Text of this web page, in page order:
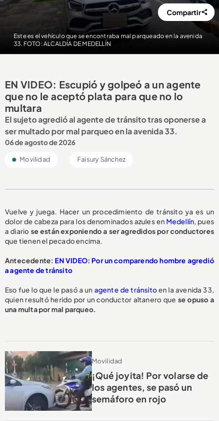
Este es el vehículo que se encontraba mal parqueado en la avenida
33. FOTO: ALCALDÍA DE MEDELLÍN
Compartir
EN VIDEO: Escupió y golpeó a un agente
que no le aceptó plata para que no lo
multara
El sujeto agredió al agente de tránsito tras oponerse a
ser multado por mal parqueo en la avenida 33.
06 de agosto de 2026
Movilidad Faisury Sánchez
Vuelve y juega. Hacer un procedimiento de tránsito ya es un
dolor de cabeza para los denominados azules en Medellín, pues
a diario se están exponiendo a seragredidos por conductores
que tienen el pecado encima.
Antecedente: EN VIDEO: Por un comparendo hombre agredió
a agente de tránsito
Eso fue lo que le pasó a un agente de tránsitoen la avenida 33,
quien resultó herido por un conductor altanero que se opuso a
una multapor mal parqueo.
Movilidad
¡Qué joyita! Por volarse de
los agentes, se pasó un
semáforo en rojo